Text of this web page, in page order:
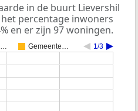
in de buurt Lievershil
percentage inwoners
en er zijn 97 woningen.
Gemeente… 1/3